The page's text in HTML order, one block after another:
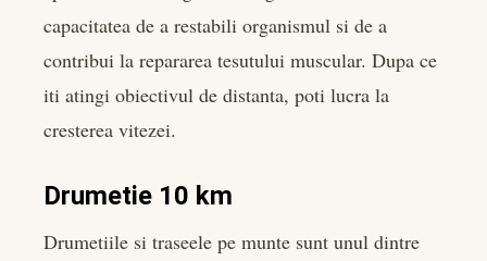
capacitatea de a restabili organismul si de a
contribui la repararea tesutului muscular. Dupa ce
iti atingi obiectivul de distanta, poti lucra la
cresterea vitezei.
Drumetie 10 km
Drumetiile si traseele pe munte sunt unul dintre